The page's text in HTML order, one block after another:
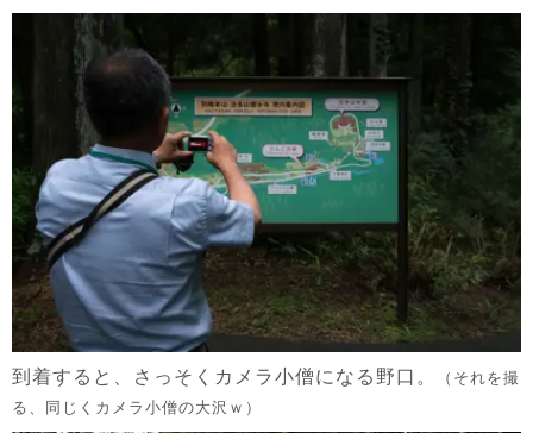
到着すると、さっそくカメラ小僧になる野口。
（それを撮
る、同じくカメラ小僧の大沢ｗ）